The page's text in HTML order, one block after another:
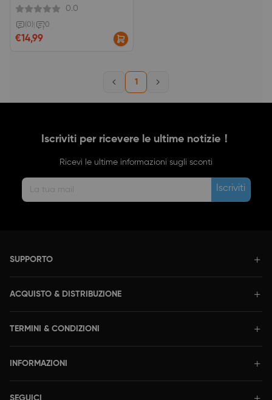
D.✔️Adatta per ArtistPro16TP,
Artist12, DECO02, StarG960S Plus,
G960.
0.0
(0) 0
€14,99
1
Iscriviti per ricevere le ultime notizie！
Ricevi le ultime informazioni sugli sconti
Iscriviti
SUPPORTO
ACQUISTO & DISTRIBUZIONE
TERMINI & CONDIZIONI
INFORMAZIONI
SEGUICI